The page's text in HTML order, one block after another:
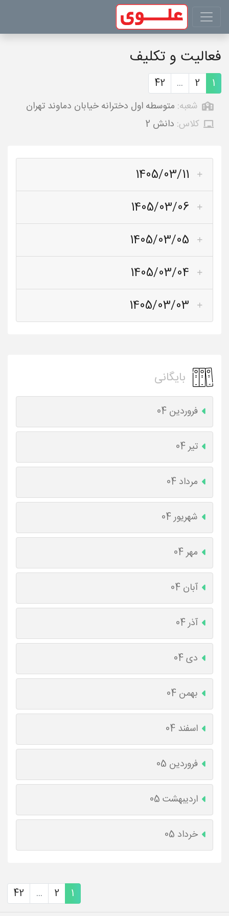
فعالیت و تکلیف
1
2
...
42
شعبه: متوسطه اول دخترانه خیابان دماوند تهران
کلاس: دانش 2
1405/03/11
1405/03/06
1405/03/05
1405/03/04
1405/03/03
بایگانی
فروردین 04
تیر 04
مرداد 04
شهریور 04
مهر 04
آبان 04
آذر 04
دی 04
بهمن 04
اسفند 04
فروردین 05
اردیبهشت 05
خرداد 05
1
2
...
42